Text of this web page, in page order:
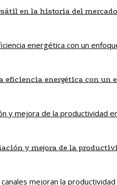
en la historia del
energética con un
y mejora de la